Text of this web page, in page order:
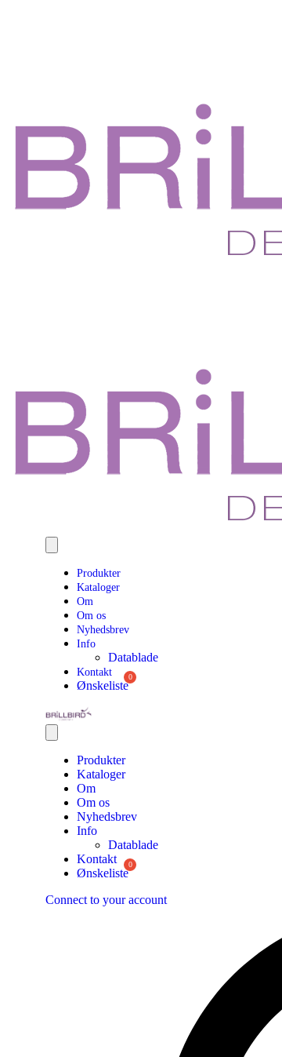
Produkter
Kataloger
Om
Om os
Nyhedsbrev
Info
Datablade
Kontakt
Ønskeliste
Produkter
Kataloger
Om
Om os
Nyhedsbrev
Info
Datablade
Kontakt
Ønskeliste
Connect to your account